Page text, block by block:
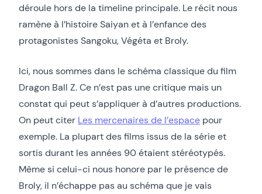
déroule hors de la timeline principale. Le récit nous
ramène à l’histoire Saiyan et à l’enfance des
protagonistes Sangoku, Végéta et Broly.
Ici, nous sommes dans le schéma classique du film
Dragon Ball Z. Ce n’est pas une critique mais un
constat qui peut s’appliquer à d’autres productions.
On peut citer Les mercenaires de l’espace pour
exemple. La plupart des films issus de la série et
sortis durant les années 90 étaient stéréotypés.
Même si celui-ci nous honore par le présence de
Broly, il n’échappe pas au schéma que je vais